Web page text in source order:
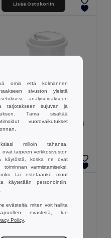
Lisää Ostokoriin
1,71 €
Yksiseinäinen PP-matkamuki
Egotier 94323
Lisää Ostokoriin
omia että kolmannen
sivuston yleistä
analysoidakseen
tarjotakseen sujuvan ja
Tämä sisältää
vuorovaikutukset
milloin tahansa.
tarpeen verkkosivuston
käytöstä, koska ne ovat
varmistamiseksi.
tai estetäänkö muut
käytetään personointiin,
evästeitä, miten voit hallita
evästeitä, lue
Policy.